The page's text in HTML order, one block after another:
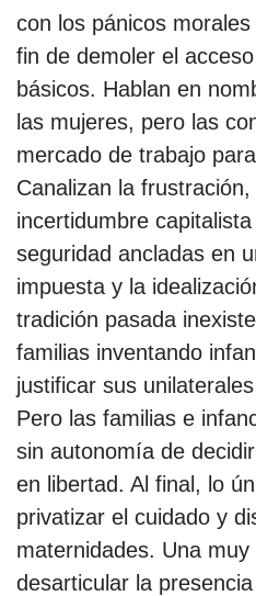
con los pánicos
fin de demoler el
básicos. Hablan en
las mujeres, pero las
mercado de trabajo
Canalizan la
incertidumbre
seguridad ancladas en
impuesta y la
tradición pasada
familias inventando
justificar sus
Pero las familias e
sin autonomía de
en libertad. Al final, lo
privatizar el cuidado y
maternidades. Una
desarticular la